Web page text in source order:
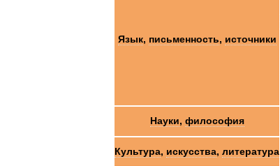
Язык, письменность, источники
Науки, философия
Культура, искусства, литература